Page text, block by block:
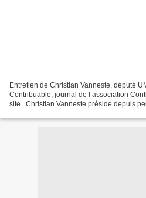
Entretien de Christian Vanneste, député
Contribuable, journal de l’association
site . Christian Vanneste préside depuis